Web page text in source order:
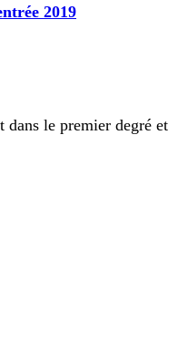
2019
dans le premier degré et